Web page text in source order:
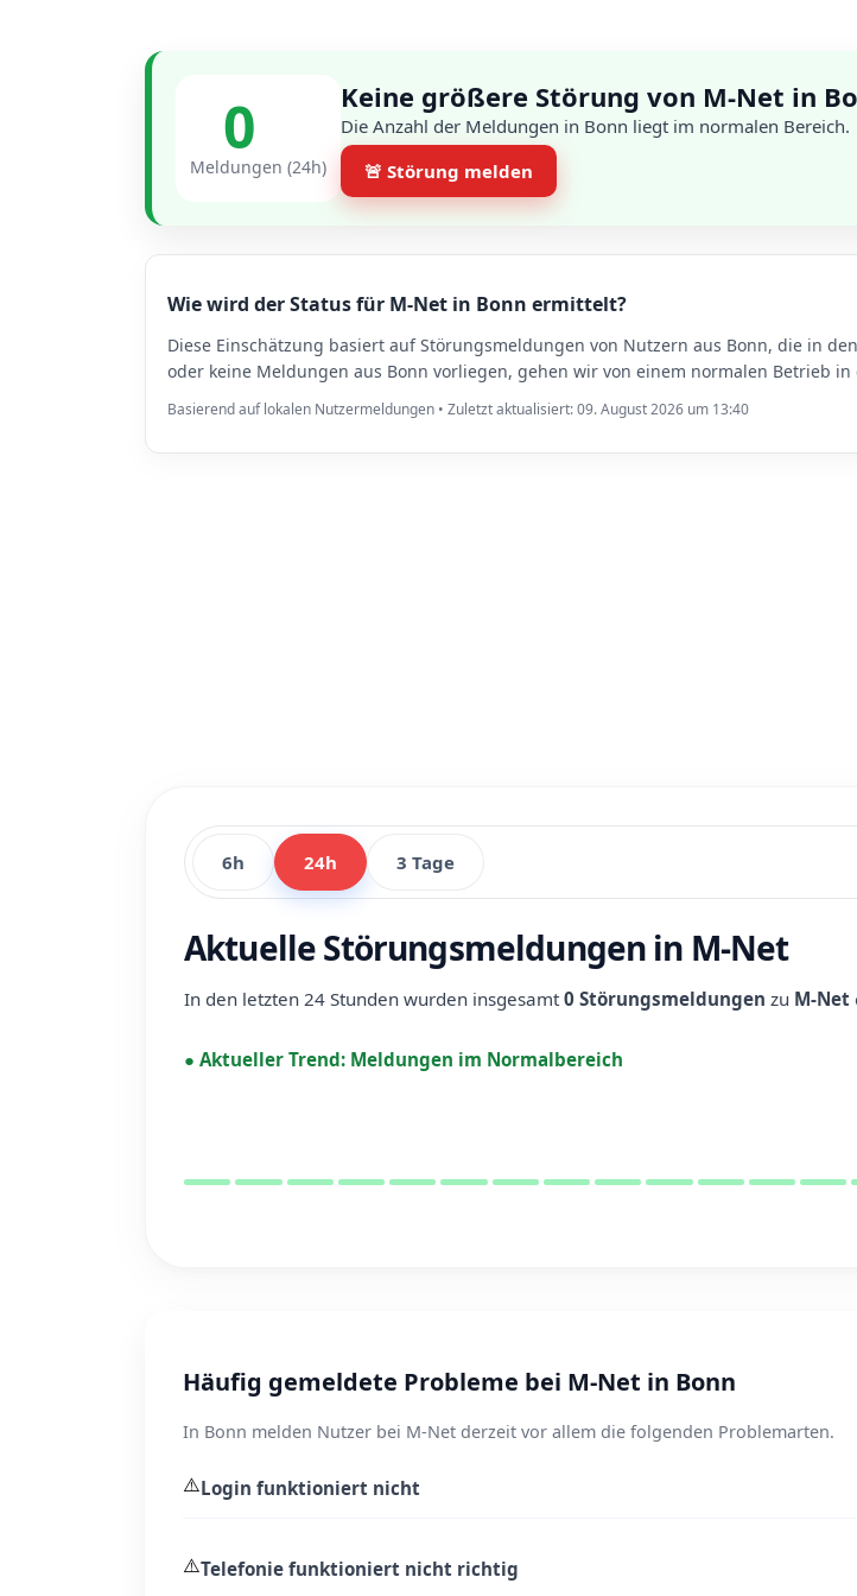
0
Meldungen (24h)
Keine größere Störung von M-Net in
Die Anzahl der Meldungen in Bonn liegt im normalen Bereich.
🚨 Störung melden
Wie wird der Status für M-Net in Bonn ermittelt?
Diese Einschätzung basiert auf Störungsmeldungen von Nutzern aus Bonn, die in
oder keine Meldungen aus Bonn vorliegen, gehen wir von einem normalen Betrieb in
Basierend auf lokalen Nutzermeldungen • Zuletzt aktualisiert: 09. August 2026 um 13:40
6h 24h 3 Tage
Aktuelle Störungsmeldungen in M-Net
In den letzten 24 Stunden wurden insgesamt0 Störungsmeldungen zu M-Net
● Aktueller Trend: Meldungen im Normalbereich
Häufig gemeldete Probleme bei M-Net in Bonn
In Bonn melden Nutzer bei M-Net derzeit vor allem die folgenden Problemarten.
⚠️Login funktioniert nicht
⚠️Telefonie funktioniert nicht richtig